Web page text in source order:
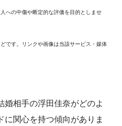
への中傷や断定的な評価を目的としませ
です。リンクや画像は当該サービス・媒体
相手の浮田佳奈がどのよ
に関心を持つ傾向がありま